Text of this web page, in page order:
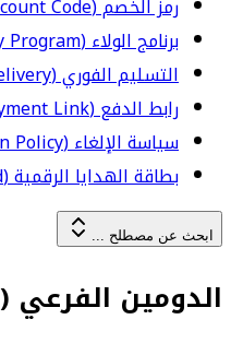
رمز الخصم (Discount Code)
برنامج الولاء (Loyalty Program)
التسليم الفوري (Instant Delivery)
رابط الدفع (Payment Link)
سياسة الإلغاء (Cancellation Policy)
بطاقة الهدايا الرقمية (Digital Gift Card)
ابحث عن مصطلح ...
الدومين الفرعي (Subdomain)